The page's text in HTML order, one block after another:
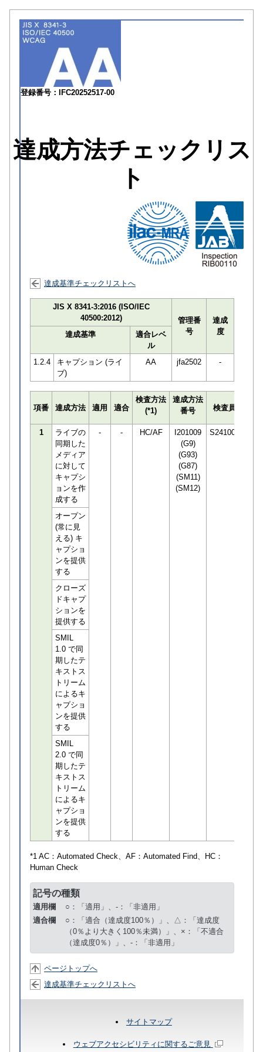
登録番号：IFC20252517-00
達成方法チェックリス
ト
達成基準チェックリストへ
JIS X 8341-3:2016 (ISO/IEC
40500:2012)
管理番
号
達成
度
達成基準
適合レベ
ル
1.2.4
キャプション (ライ
ブ)
AA jfa2502 -
項番 達成方法 適用 適合
検査方法
(*1)
達成方法
番号
検査員
1
ライブの
同期した
メディア
に対して
キャプシ
ョンを作
成する
- - HC/AF
I201009
(G9)
(G93)
(G87)
(SM11)
(SM12)
S241001
オープン
(常に見
える) キ
ャプショ
ンを提供
する
クローズ
ドキャプ
ションを
提供する
SMIL
1.0 で同
期したテ
キストス
トリーム
によるキ
ャプショ
ンを提供
する
SMIL
2.0 で同
期したテ
キストス
トリーム
によるキ
ャプショ
ンを提供
する
*1 AC： Automated Check、AF： Automated Find、HC：
Human Check
記号の種類
適用欄
○：「適用」、-：「非適用」
適合欄
○：「適合（達成度100％）」、△：「達成度
（0％より大きく100％未満）」、×：「不適合
（達成度0％）」、-：「非適用」
ページトップへ
達成基準チェックリストへ
サイトマップ
ウェブアクセシビリティに関するご意見